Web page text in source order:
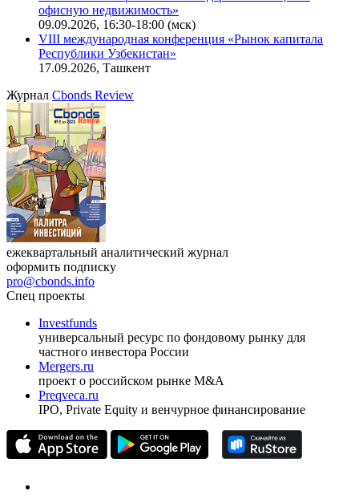
Онлайн-семинар «Доступ иностранных инвесторов на
индийский рынок»
27.08.2026, 16:00-17:00 (мск)
Онлайн-семинар «Новый стандарт инвестиций в
офисную недвижимость»
VIII международная конференция «Рынок капитала
Республики Узбекистан»
17.09.2026, Ташкент
ЖурналCbonds Review
оформить подписку
pro@cbonds.info
Спец проекты
Investfunds
универсальный ресурс по фондовому рынку для
частного инвестора России
проект о российском рынке M&A
Preqveca.ru